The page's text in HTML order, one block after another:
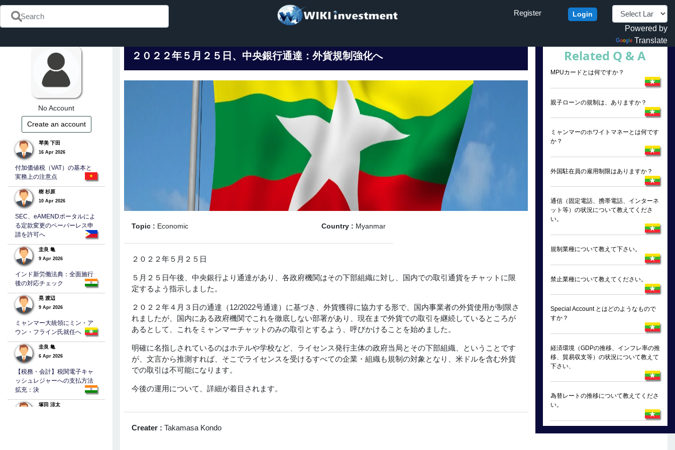
Register Login
Powered by
Translate
No Account
Create an account
琴美 下田
16 Apr 2026
付加価値税（VAT）の基本と
実務上の注意点
樹 杉原
10 Apr 2026
SEC、eAMENDポータルによ
る定款変更のペーパーレス申
請を許可へ
圭良 亀
9 Apr 2026
インド新労働法典：全面施行
後の対応チェック
晃 渡辺
9 Apr 2026
ミャンマー大統領にミン・ア
ウン・フライン氏就任へ
圭良 亀
6 Apr 2026
【税務・会計】税関電子キャ
ッシュレジャーへの支払方法
拡充：決
塚田 涼太
２０２２年５月２５日、中央銀行通達：外貨規制強化へ
Topic : Economic Country : Myanmar
２０２２年５月２５日
５月２５日午後、中央銀行より通達があり、各政府機関はその下部組織に対し、国内での取引通貨をチャットに限
定するよう指示しました。
２０２２年４月３日の通達（12/2022号通達）に基づき、外貨獲得に協力する形で、国内事業者の外貨使用が制限さ
れましたが、国内にある政府機関でこれを徹底しない部署があり、現在まで外貨での取引を継続しているところが
あるとして、これをミャンマーチャットのみの取引とするよう、呼びかけることを始めました。
明確に名指しされているのはホテルや学校など、ライセンス発行主体の政府当局とその下部組織、ということです
が、文言から推測すれば、そこでライセンスを受けるすべての企業・組織も規制の対象となり、米ドルを含む外貨
での取引は不可能になります。
今後の運用について、詳細が着目されます。
Creater : Takamasa Kondo
Related Q & A
MPUカードとは何ですか？
親子ローンの規制は、ありますか？
ミャンマーのホワイトマネーとは何です
か？
外国駐在員の雇用制限はありますか？
通信（固定電話、携帯電話、インターネ
ット等）の状況について教えてくださ
い。
規制業種について教えて下さい。
禁止業種について教えてください。
Special Account とはどのようなもので
すか？
経済環境（GDPの推移、インフレ率の推
移、貿易収支等）の状況について教えて
下さい、
為替レートの推移について教えてくださ
い。